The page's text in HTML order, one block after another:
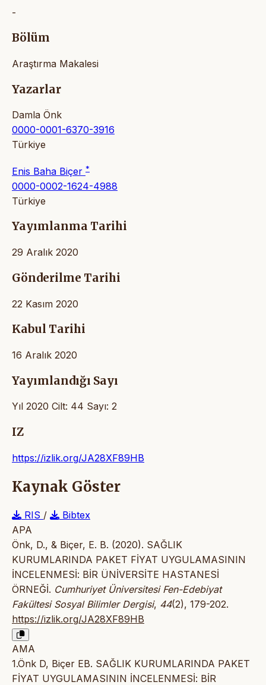
-
Bölüm
Araştırma Makalesi
Yazarlar
Damla Önk
0000-0001-6370-3916
Türkiye
Enis Baha Biçer *
0000-0002-1624-4988
Türkiye
Yayımlanma Tarihi
29 Aralık 2020
Gönderilme Tarihi
22 Kasım 2020
Kabul Tarihi
16 Aralık 2020
Yayımlandığı Sayı
Yıl 2020 Cilt: 44 Sayı: 2
IZ
https://izlik.org/JA28XF89HB
Kaynak Göster
RIS /
Bibtex
APA
Önk, D., & Biçer, E. B. (2020). SAĞLIK
KURUMLARINDA PAKET FİYAT UYGULAMASININ
İNCELENMESİ: BİR ÜNİVERSİTE HASTANESİ
ÖRNEĞİ. Cumhuriyet Üniversitesi Fen-Edebiyat
Fakültesi Sosyal Bilimler Dergisi, 44(2), 179-202.
https://izlik.org/JA28XF89HB
AMA
1.Önk D, Biçer EB. SAĞLIK KURUMLARINDA PAKET
FİYAT UYGULAMASININ İNCELENMESİ: BİR